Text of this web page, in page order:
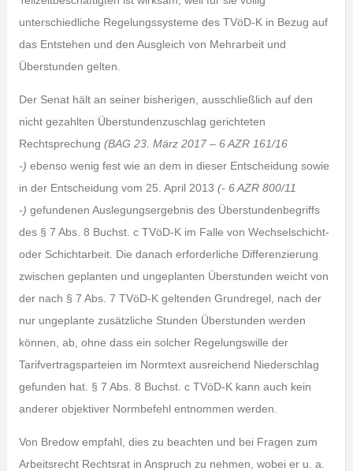
unterschiedliche Regelungssysteme des TVöD-K in Bezug auf
das Entstehen und den Ausgleich von Mehrarbeit und
Überstunden gelten.
Der Senat hält an seiner bisherigen, ausschließlich auf den
nicht gezahlten Überstundenzuschlag gerichteten
Rechtsprechung (BAG 23. März 2017 – 6 AZR 161/16
-) ebenso wenig fest wie an dem in dieser Entscheidung sowie
in der Entscheidung vom 25. April 2013 (- 6 AZR 800/11
-) gefundenen Auslegungsergebnis des Überstundenbegriffs
des § 7 Abs. 8 Buchst. c TVöD-K im Falle von Wechselschicht-
oder Schichtarbeit. Die danach erforderliche Differenzierung
zwischen geplanten und ungeplanten Überstunden weicht von
der nach § 7 Abs. 7 TVöD-K geltenden Grundregel, nach der
nur ungeplante zusätzliche Stunden Überstunden werden
können, ab, ohne dass ein solcher Regelungswille der
Tarifvertragsparteien im Normtext ausreichend Niederschlag
gefunden hat. § 7 Abs. 8 Buchst. c TVöD-K kann auch kein
anderer objektiver Normbefehl entnommen werden.
Von Bredow empfahl, dies zu beachten und bei Fragen zum
Arbeitsrecht Rechtsrat in Anspruch zu nehmen, wobei er u. a.